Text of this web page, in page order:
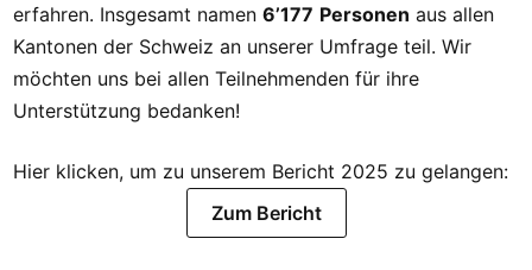
erfahren. Insgesamt namen 6’177 Personen aus allen
Kantonen der Schweiz an unserer Umfrage teil. Wir
möchten uns bei allen Teilnehmenden für ihre
Unterstützung bedanken!
Hier klicken, um zu unserem Bericht 2025 zu gelangen:
Zum Bericht